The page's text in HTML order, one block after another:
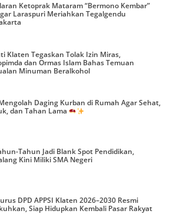
Ketoprak Mataram “Bermono Kembar”
Laraspuri Meriahkan Tegalgendu
Klaten Tegaskan Tolak Izin Miras,
dan Ormas Islam Bahas Temuan
Minuman Beralkohol
Daging Kurban di Rumah Agar Sehat,
dan Tahan Lama
Tahun Jadi Blank Spot Pendidikan,
Kini Miliki SMA Negeri
DPD APPSI Klaten 2026–2030 Resmi
Siap Hidupkan Kembali Pasar Rakyat